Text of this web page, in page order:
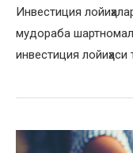
Инвестиция
мудораба
инвестиция лойиҳаси